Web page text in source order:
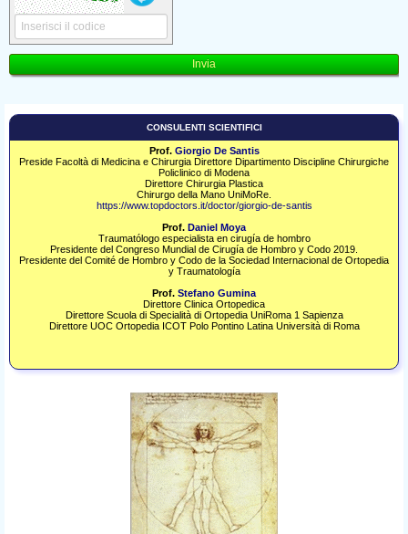
CONSULENTI SCIENTIFICI
Prof. Giorgio De Santis
Preside Facoltà di Medicina e Chirurgia Direttore Dipartimento Discipline Chirurgiche
Policlinico di Modena
Direttore Chirurgia Plastica
Chirurgo della Mano UniMoRe.
https://www.topdoctors.it/doctor/giorgio-de-santis
Prof. Daniel Moya
Traumatólogo especialista en cirugía de hombro
Presidente del Congreso Mundial de Cirugía de Hombro y Codo 2019.​
Presidente del Comité de Hombro y Codo de la Sociedad Internacional de Ortopedia
y Traumatología
Prof. Stefano Gumina
Direttore Clinica Ortopedica
Direttore Scuola di Specialità di Ortopedia UniRoma 1 Sapienza
Direttore UOC Ortopedia ICOT Polo Pontino Latina Università di Roma